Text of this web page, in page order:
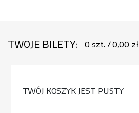
TWOJE BILETY: 0szt./0,00 zł
TWÓJ KOSZYK JEST PUSTY